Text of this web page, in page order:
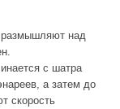
над
с шатра
а затем до
скорость